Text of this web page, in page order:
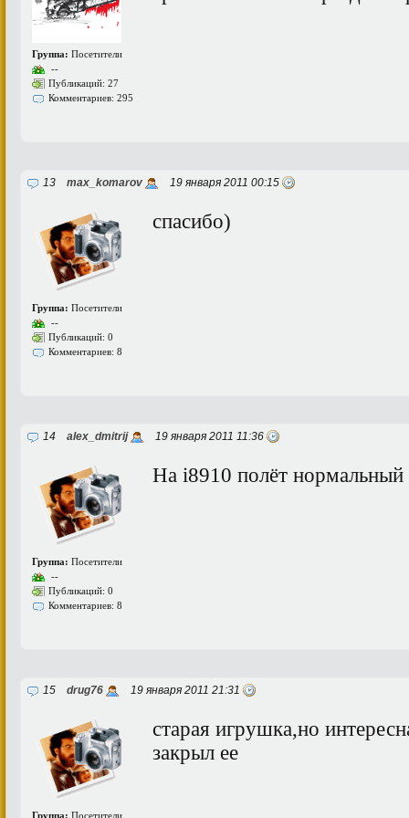
Группа: Посетители
--
Публикаций: 27
Комментариев: 295
13 max_komarov 19 января 2011 00:15
Группа: Посетители
--
Публикаций: 0
Комментариев: 8
спасибо)
14 alex_dmitrij 19 января 2011 11:36
Группа: Посетители
--
Публикаций: 0
Комментариев: 8
На i8910 полёт нормальный
15 drug76 19 января 2011 21:31
Группа: Посетители
старая игрушка,но
закрыл ее